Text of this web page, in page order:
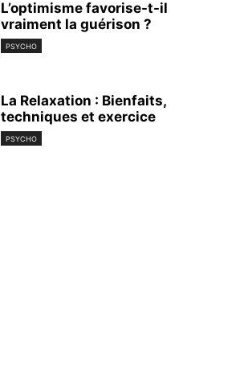
L’optimisme favorise-t-il
vraiment la guérison ?
PSYCHO
La Relaxation : Bienfaits,
techniques et exercice
PSYCHO